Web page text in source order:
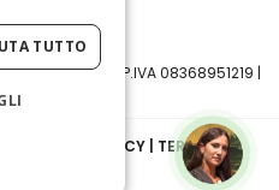
20143 Milano | P.IVA 08368951219 |
COOKIE POLICY| TERMINI E
TUTTO